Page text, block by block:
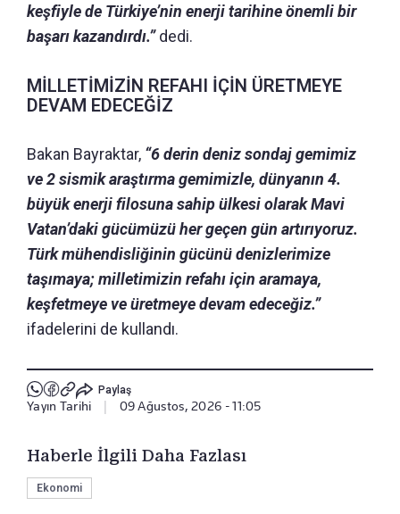
keşfiyle de Türkiye’nin enerji tarihine önemli bir
başarı kazandırdı.”dedi.
MİLLETİMİZİN REFAHI İÇİN ÜRETMEYE
DEVAM EDECEĞİZ
Bakan Bayraktar, “6 derin deniz sondaj gemimiz
ve 2 sismik araştırma gemimizle, dünyanın 4.
büyük enerji filosuna sahip ülkesi olarak Mavi
Vatan’daki gücümüzü her geçen gün artırıyoruz.
Türk mühendisliğinin gücünü denizlerimize
taşımaya; milletimizin refahı için aramaya,
keşfetmeye ve üretmeye devam edeceğiz.”
ifadelerini de kullandı.
Paylaş
Yayın Tarihi 09 Ağustos, 2026 - 11:05
Haberle İlgili Daha Fazlası
Ekonomi